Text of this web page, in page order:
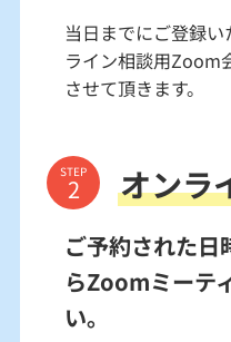
当日までにご登録
ライン相談用Zoom
させて頂きます。
STEP オンラ
ご予約された日
らZoomミーテ
い。